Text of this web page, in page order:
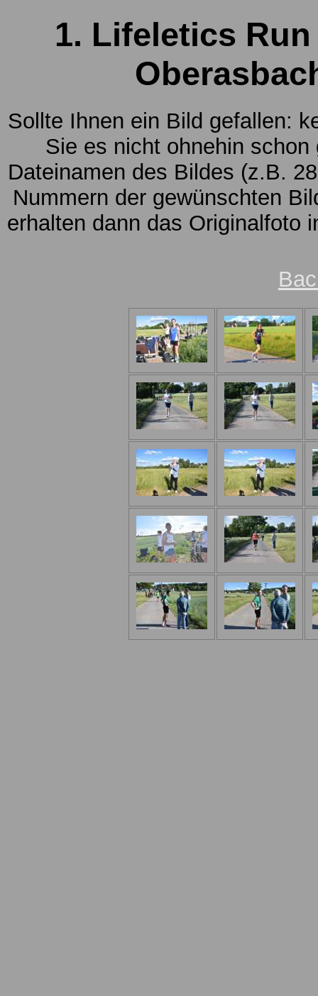
1. Lifeletics
Sollte Ihnen ein Bild gefallen:
Sie es nicht ohnehin
Dateinamen des Bildes (z.B.
Nummern der gewünschten
erhalten dann das Originalfoto